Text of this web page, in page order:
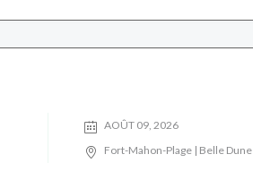
AOÛT 09, 2026
Fort-Mahon-Plage | Belle Dune